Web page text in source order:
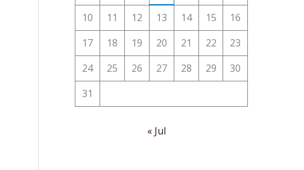
10
11 12 13 14 15
16
17
18 19 20 21 22
23
24
25 26 27 28 29
30
31
« Jul